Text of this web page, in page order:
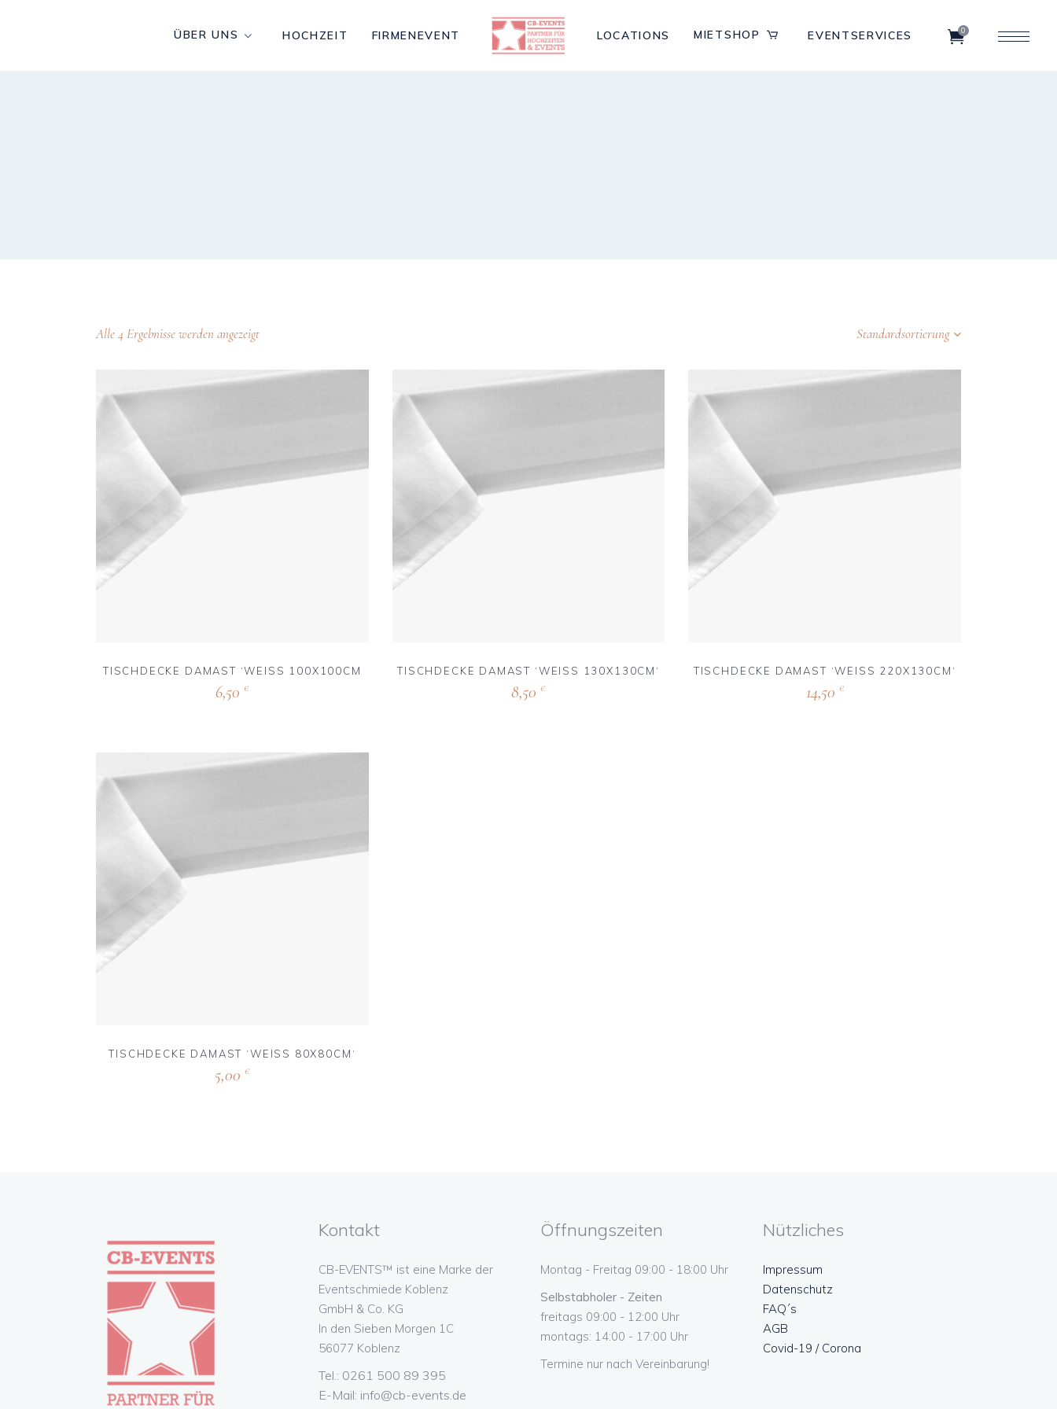
ÜBER UNS HOCHZEIT FIRMENEVENT LOCATIONS MIETSHOP EVENTSERVICES 0
Alle 4 Ergebnisse werden angezeigt Standardsortierung
TISCHDECKE DAMAST ‘WEISS 100X100CM
6,50 €
TISCHDECKE DAMAST ‘WEISS 130X130CM‘
8,50 €
TISCHDECKE DAMAST ‘WEISS 220X130CM‘
14,50 €
TISCHDECKE DAMAST ‘WEISS 80X80CM‘
5,00 €
Kontakt
CB-EVENTS™ ist eine Marke der
Eventschmiede Koblenz
GmbH & Co. KG
In den Sieben Morgen 1C
56077 Koblenz
Tel.: 0261 500 89 395
E-Mail: info@cb-events.de
Öffnungszeiten
Montag - Freitag 09:00 - 18:00 Uhr
Selbstabholer - Zeiten
freitags 09:00 - 12:00 Uhr
montags: 14:00 - 17:00 Uhr
Termine nur nach Vereinbarung!
Nützliches
Impressum
Datenschutz
FAQ´s
AGB
Covid-19 / Corona